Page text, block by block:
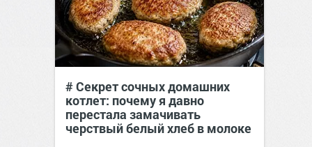
# Секрет сочных домашних
котлет: почему я давно
перестала замачивать
черствый белый хлеб в молоке